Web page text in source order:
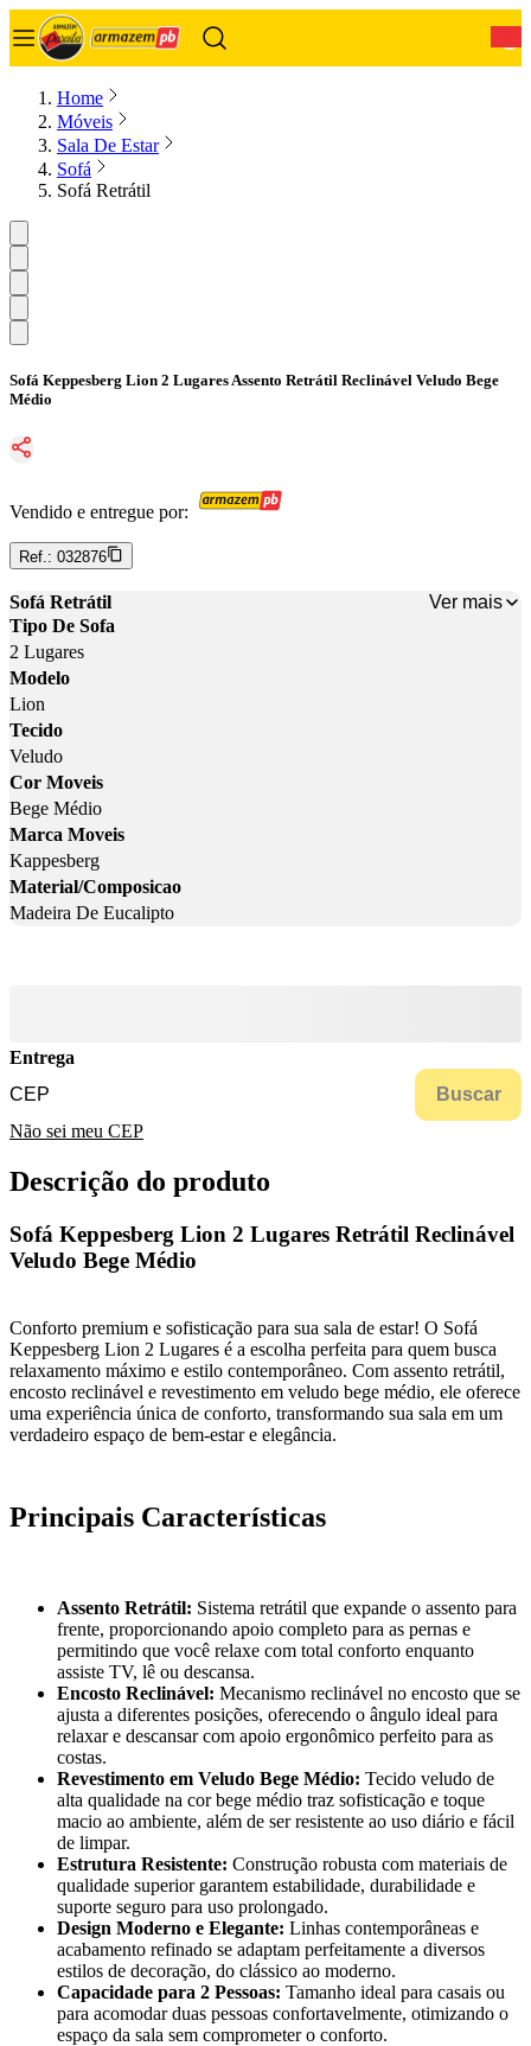
Home
Móveis
Sala De Estar
Sofá
Sofá Retrátil
Sofá Keppesberg Lion 2 Lugares Assento Retrátil Reclinável Veludo Bege
Médio
Vendido e entregue por:
Ref.: 032876
Sofá Retrátil
Ver mais
Tipo De Sofa
2 Lugares
Modelo
Lion
Tecido
Veludo
Cor Moveis
Bege Médio
Marca Moveis
Kappesberg
Material/Composicao
Madeira De Eucalipto
Entrega
Buscar
Não sei meu CEP
Descrição do produto
Sofá Keppesberg Lion 2 Lugares Retrátil Reclinável
Veludo Bege Médio
Conforto premium e sofisticação para sua sala de estar! O Sofá
Keppesberg Lion 2 Lugares é a escolha perfeita para quem busca
relaxamento máximo e estilo contemporâneo. Com assento retrátil,
encosto reclinável e revestimento em veludo bege médio, ele oferece
uma experiência única de conforto, transformando sua sala em um
verdadeiro espaço de bem-estar e elegância.
Principais Características
Assento Retrátil: Sistema retrátil que expande o assento para
frente, proporcionando apoio completo para as pernas e
permitindo que você relaxe com total conforto enquanto
assiste TV, lê ou descansa.
Encosto Reclinável: Mecanismo reclinável no encosto que se
ajusta a diferentes posições, oferecendo o ângulo ideal para
relaxar e descansar com apoio ergonômico perfeito para as
costas.
Revestimento em Veludo Bege Médio: Tecido veludo de
alta qualidade na cor bege médio traz sofisticação e toque
macio ao ambiente, além de ser resistente ao uso diário e fácil
de limpar.
Estrutura Resistente: Construção robusta com materiais de
qualidade superior garantem estabilidade, durabilidade e
suporte seguro para uso prolongado.
Design Moderno e Elegante: Linhas contemporâneas e
acabamento refinado se adaptam perfeitamente a diversos
estilos de decoração, do clássico ao moderno.
Capacidade para 2 Pessoas: Tamanho ideal para casais ou
para acomodar duas pessoas confortavelmente, otimizando o
espaço da sala sem comprometer o conforto.